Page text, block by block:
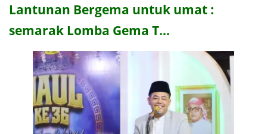
Lantunan Bergema untuk umat :
semarak Lomba Gema T…